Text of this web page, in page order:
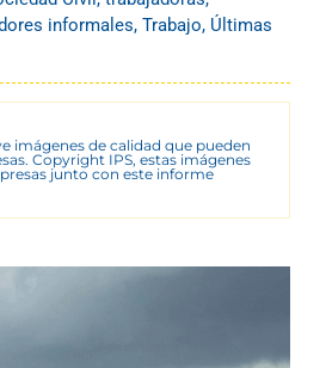
informales, Trabajo, Últimas
imágenes de calidad que pueden
Copyright IPS, estas imágenes
junto con este informe